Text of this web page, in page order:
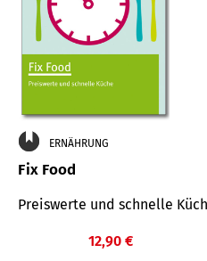
ERNÄHRUNG
Fix Food
Preiswerte und schnelle
12,90 €